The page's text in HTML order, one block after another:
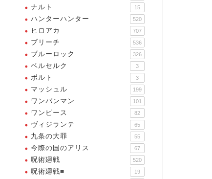
ナルト 15
ハンターハンター 520
ヒロアカ 707
ブリーチ 536
ブルーロック 326
ベルセルク 3
ボルト 3
マッシュル 199
ワンパンマン 101
ワンピース 82
ヴィジランテ 65
九条の大罪 55
今際の国のアリス 67
呪術廻戦 520
呪術廻戦≡ 19